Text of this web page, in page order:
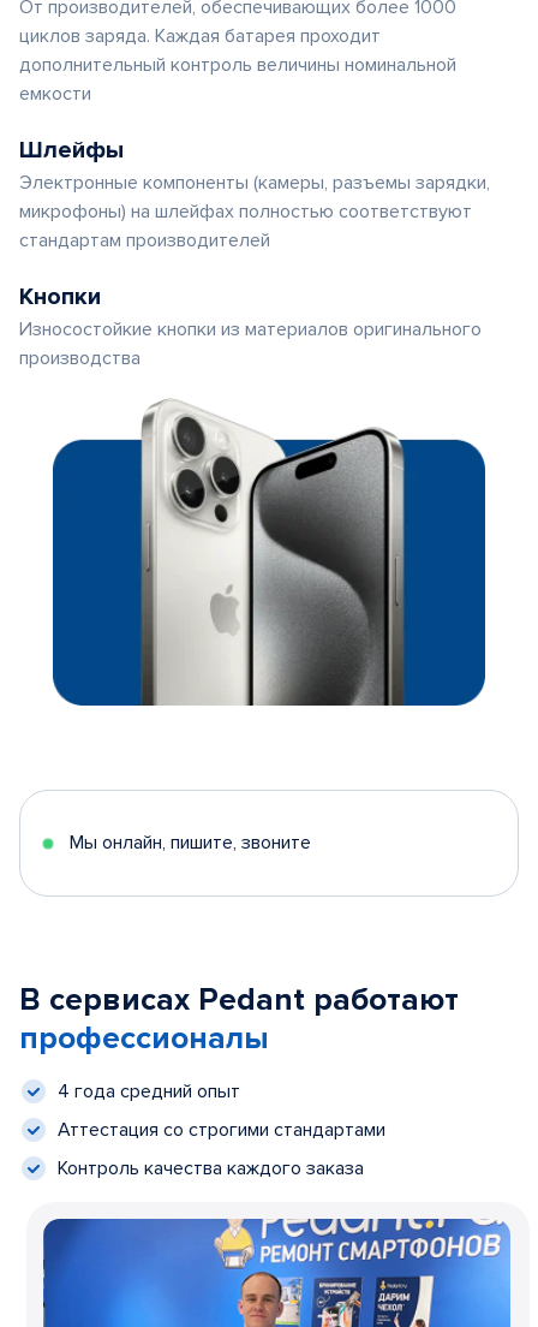
От производителей, обеспечивающих более 1000
циклов заряда. Каждая батарея проходит
дополнительный контроль величины номинальной
емкости
Шлейфы
Электронные компоненты (камеры, разъемы зарядки,
микрофоны) на шлейфах полностью соответствуют
стандартам производителей
Кнопки
Износостойкие кнопки из материалов оригинального
производства
Мы онлайн, пишите, звоните
В сервисах Pedant работают
профессионалы
4 года средний опыт
Аттестация со строгими стандартами
Контроль качества каждого заказа